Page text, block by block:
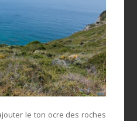
le ton ocre des roches